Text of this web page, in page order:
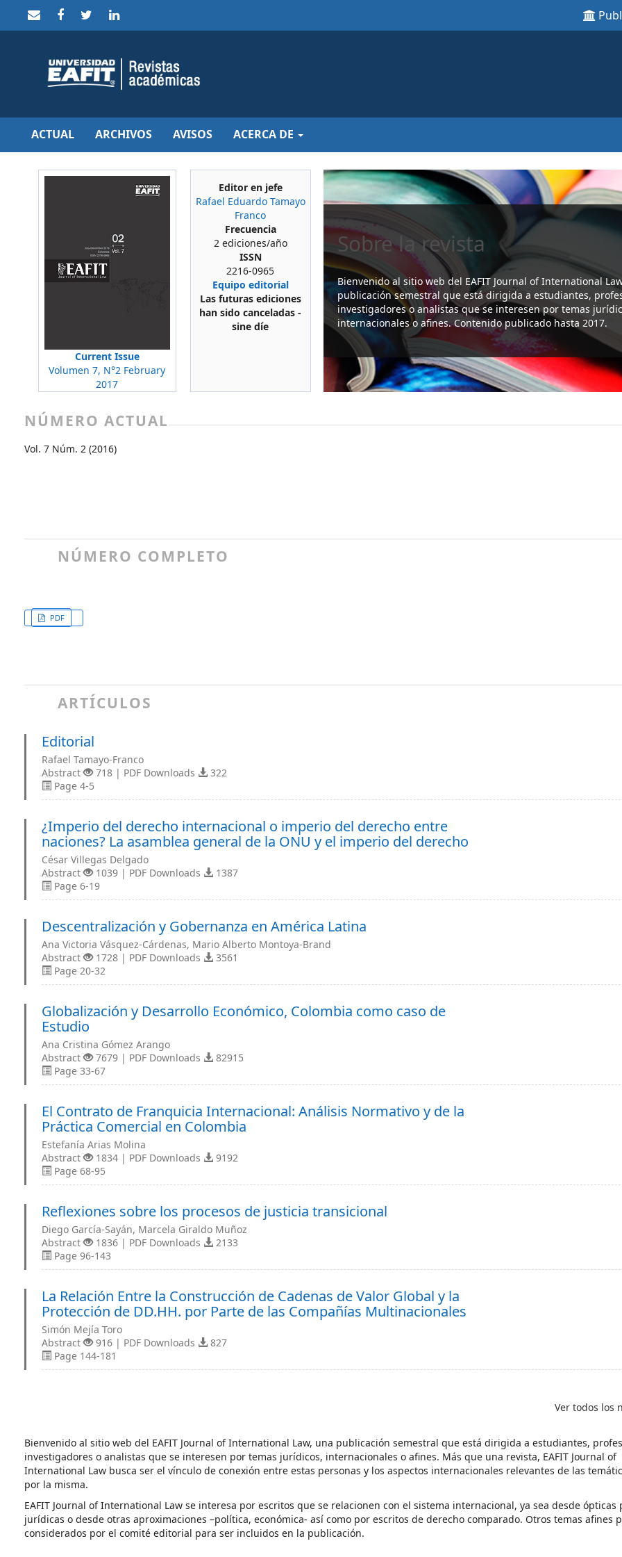
to
Main
Navigation
Content
Sidebar
ACTUAL ARCHIVOS AVISOS ACERCA DE
Current Issue
Volumen 7, N°2 February
2017
Editor en jefe
Rafael Eduardo Tamayo
Franco
Frecuencia
2 ediciones/año
ISSN
2216-0965
Equipo editorial
Las futuras ediciones
han sido canceladas -
sine díe
Sobre la revista
Bienvenido al sitio web del EAFIT Journal of International
publicación semestral que está dirigida a estudiantes,
investigadores o analistas que se interesen por temas
internacionales o afines. Contenido publicado hasta 2017.
Leer más
NÚMERO ACTUAL
Vol. 7 Núm. 2 (2016)
NÚMERO COMPLETO
PDF
ARTÍCULOS
Editorial
Rafael Tamayo-Franco
Abstract
718 | PDF Downloads
322
Page 4-5
¿Imperio del derecho internacional o imperio del derecho entre
naciones? La asamblea general de la ONU y el imperio del derecho
César Villegas Delgado
Abstract
1039 | PDF Downloads
1387
Page 6-19
Descentralización y Gobernanza en América Latina
Ana Victoria Vásquez-Cárdenas, Mario Alberto Montoya-Brand
Abstract
1728 | PDF Downloads
3561
Page 20-32
Globalización y Desarrollo Económico, Colombia como caso de
Estudio
Ana Cristina Gómez Arango
Abstract
7679 | PDF Downloads
82915
Page 33-67
El Contrato de Franquicia Internacional: Análisis Normativo y de la
Práctica Comercial en Colombia
Estefanía Arias Molina
Abstract
1834 | PDF Downloads
9192
Page 68-95
Reflexiones sobre los procesos de justicia transicional
Diego García-Sayán, Marcela Giraldo Muñoz
Abstract
1836 | PDF Downloads
2133
Page 96-143
La Relación Entre la Construcción de Cadenas de Valor Global y la
Protección de DD.HH. por Parte de las Compañías Multinacionales
Simón Mejía Toro
Abstract
916 | PDF Downloads
827
Page 144-181
Ver todos los
Bienvenido al sitio web del EAFIT Journal of International Law, una publicación semestral que está dirigida a estudiantes,
investigadores o analistas que se interesen por temas jurídicos, internacionales o afines. Más que una revista, EAFIT Journal of
International Law busca ser el vínculo de conexión entre estas personas y los aspectos internacionales relevantes de las
por la misma.
EAFIT Journal of International Law se interesa por escritos que se relacionen con el sistema internacional, ya sea desde ópticas
jurídicas o desde otras aproximaciones –política, económica- así como por escritos de derecho comparado. Otros temas afines
considerados por el comité editorial para ser incluidos en la publicación.